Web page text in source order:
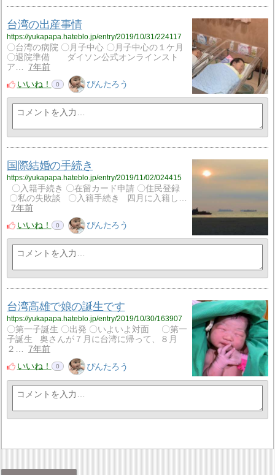
台湾の出産事情
https://yukapapa.hateblo.jp/entry/2019/10/31/224117
〇台湾の病院 〇月子中心 〇月子中心の１ケ月
〇退院準備 ダイソン公式オンラインスト
ア…
7年前
いいね！
0 ぴんたろう
国際結婚の手続き
https://yukapapa.hateblo.jp/entry/2019/11/02/024415
〇入籍手続き 〇在留カード申請 〇住民登録
〇私の失敗談 〇入籍手続き 四月に入籍し…
7年前
いいね！
0 ぴんたろう
台湾高雄で娘の誕生です
https://yukapapa.hateblo.jp/entry/2019/10/30/163907
〇第一子誕生 〇出発 〇いよいよ対面 〇第一
子誕生 奥さんが７月に台湾に帰って、８月
２…
7年前
いいね！
0 ぴんたろう